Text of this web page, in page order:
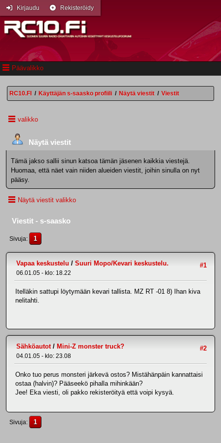
Päävalikko
Kirjaudu Rekisteröidy
RC10.FI / Käyttäjän s-saasko profiili / Näytä viestit / Viestit
valikko
Näytä viestit
Tämä jakso sallii sinun katsoa tämän jäsenen kaikkia viestejä.
Huomaa, että näet vain niiden alueiden viestit, joihin sinulla on nyt
pääsy.
Näytä viestit valikko
Viestit - s-saasko
Sivuja 1
#1
Vapaa keskustelu / Suuri Mopo/Kevari keskustelu.
06.01.05 - klo: 18.22
Itelläkin sattupi löytymään kevari tallista. MZ RT -01 8) Ihan kiva
nelitahti.
#2
Sähköautot/ Mini-Z monster truck?
04.01.05 - klo: 23.08
Onko tuo perus monsteri järkevä ostos? Mistähänpäin kannattaisi
ostaa (halvin)? Pääseekö pihalla mihinkään?
Jee! Eka viesti, oli pakko rekisteröityä että voipi kysyä.
Sivuja 1